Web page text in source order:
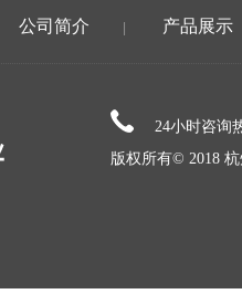
公司简介 产品展示
24小时咨询
版权所有© 2018